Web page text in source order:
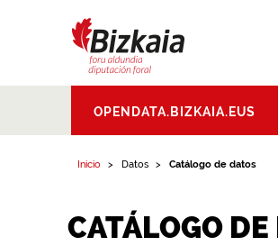
Aldundia.Diputacion
Foral de Bizkaia
OPENDATA.BIZKAIA.EUS
Inicio Datos Catálogo de datos
CATÁLOGO DE